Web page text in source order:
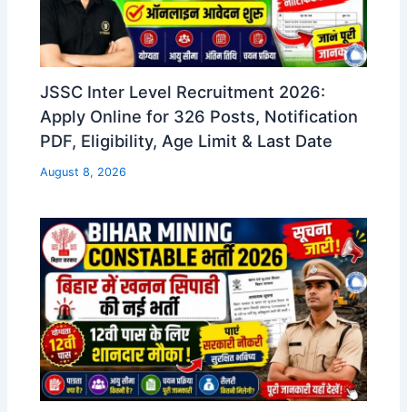
JSSC Inter Level Recruitment 2026:
Apply Online for 326 Posts, Notification
PDF, Eligibility, Age Limit & Last Date
August 8, 2026